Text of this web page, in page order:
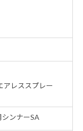
アレススプレー
ンナーSA